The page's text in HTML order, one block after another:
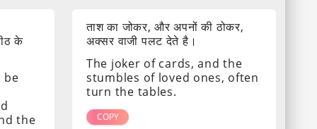
के
be
the
ताश का जोकर, और अपनों की ठोकर,
अक्सर वाजी पलट देते है।
The joker of cards, and the
stumbles of loved ones, often
turn the tables.
COPY